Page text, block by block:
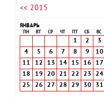
навигации
<< 2015
ЯНВАРЬ
ПН ВТ СР ЧТ СБ ВС
1 2
3
4
5 6 7 8 9
10
11
12 13 14 15 16
17
18
19 20 21 22 23
24
25
26 27 28 29 30 31